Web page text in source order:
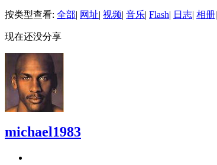
按类型查看: 全部| 网址| 视频| 音乐| Flash| 日志| 相册|
现在还没分享
michael1983